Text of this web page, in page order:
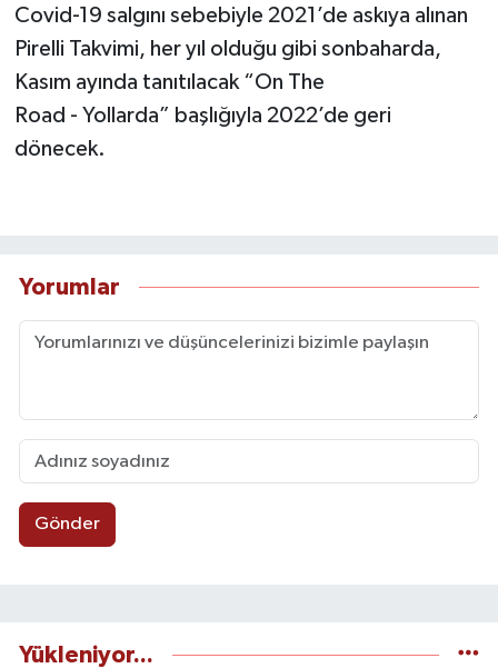
Covid-19 salgını sebebiyle 2021’de askıya alınan
Pirelli Takvimi, her yıl olduğu gibi sonbaharda,
Kasım ayında tanıtılacak “On The
Road - Yollarda” başlığıyla 2022’de geri
dönecek.
Yorumlar
Gönder
Yükleniyor...